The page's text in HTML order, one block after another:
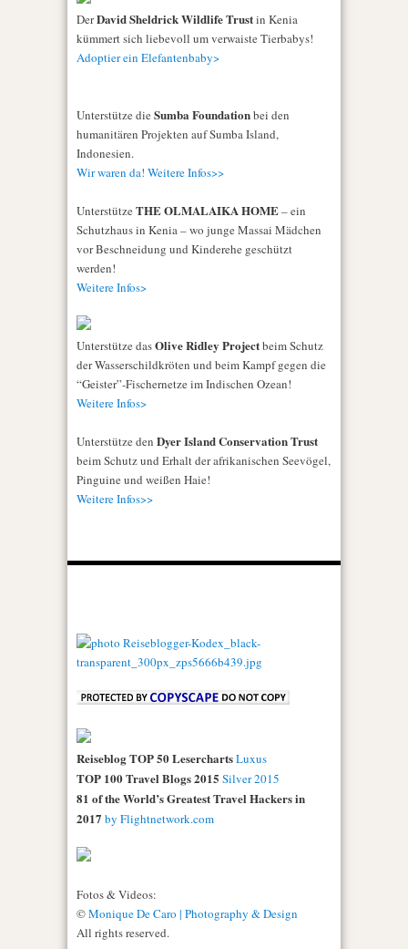
DerDavid Sheldrick Wildlife Trustin Kenia
kümmert sich liebevoll um verwaiste Tierbabys!
Adoptier ein Elefantenbaby>
Unterstütze die Sumba Foundationbei den
humanitären Projekten auf Sumba Island,
Indonesien.
Wir waren da! Weitere Infos>>
Unterstütze THE OLMALAIKA HOME– ein
Schutzhaus in Kenia – wo junge Massai Mädchen
vor Beschneidung und Kinderehe geschützt
werden!
Weitere Infos>
Unterstütze dasOlive Ridley Projectbeim Schutz
der Wasserschildkröten und beim Kampf gegen die
“Geister”-Fischernetze im Indischen Ozean!
Weitere Infos>
Unterstütze den Dyer Island Conservation Trust
beim Schutz und Erhalt der afrikanischen Seevögel,
Pinguine und weißen Haie!
Weitere Infos>>
Reiseblog TOP 50 LeserchartsLuxus
TOP 100 Travel Blogs 2015 Silver 2015
81 of the World’s Greatest Travel Hackers in
2017 by Flightnetwork.com
Fotos & Videos:
©Monique De Caro | Photography & Design
All rights reserved.